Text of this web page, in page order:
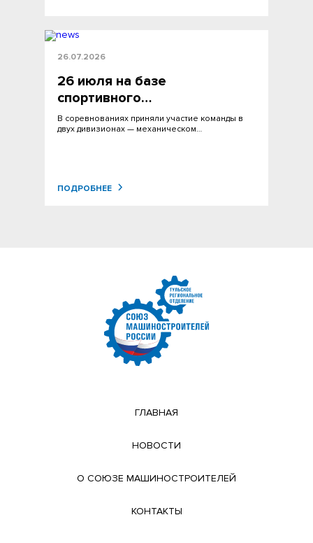
26.07.2026
26 июля на базе
спортивного…
В соревнованиях приняли участие команды в
двух дивизионах — механическом…
ПОДРОБНЕЕ
ГЛАВНАЯ
НОВОСТИ
О СОЮЗЕ МАШИНОСТРОИТЕЛЕЙ
КОНТАКТЫ